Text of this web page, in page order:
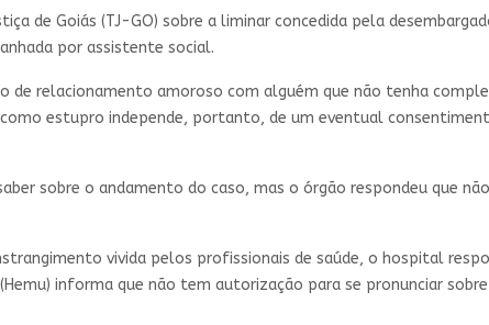
de Goiás (TJ-GO) sobre a liminar concedida pela
por assistente social.
de relacionamento amoroso com alguém que não tenha
estupro independe, portanto, de um eventual
sobre o andamento do caso, mas o órgão respondeu que
vivida pelos profissionais de saúde, o hospital
informa que não tem autorização para se pronunciar